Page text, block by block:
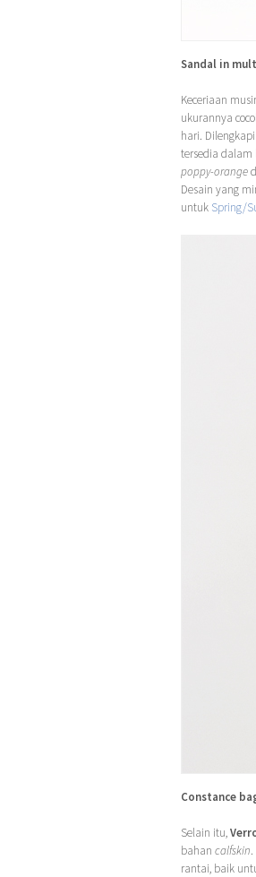
Sandal in
Keceriaan
ukurannya
hari.
tersedia dalam
poppy-orange
Desain yang
untuk Spring/
Constance
Selain itu,
bahan calfskin
rantai, baik